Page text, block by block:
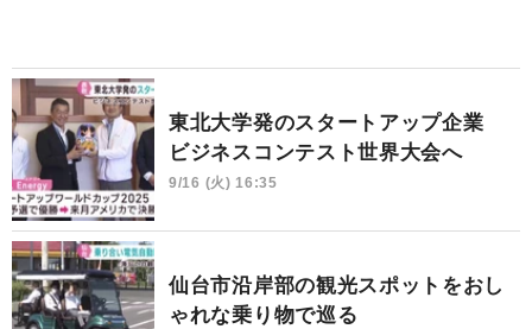
東北大学発のスタートアップ企業
ビジネスコンテスト世界大会へ
9/16 (火) 16:35
仙台市沿岸部の観光スポットをおし
ゃれな乗り物で巡る